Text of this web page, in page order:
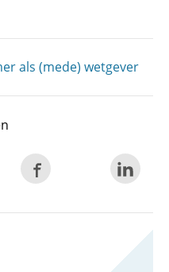
als (mede) wetgever